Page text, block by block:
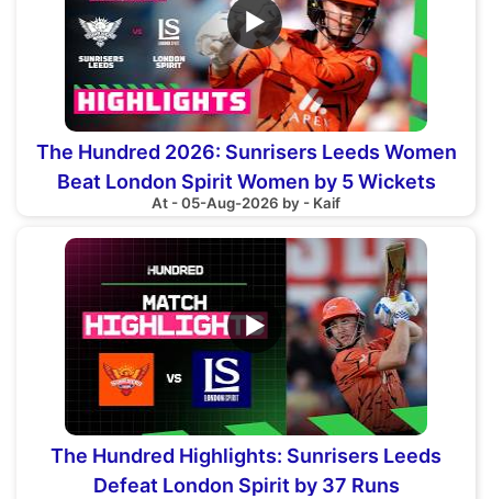
▶
The Hundred 2026: Sunrisers Leeds Women
Beat London Spirit Women by 5 Wickets
At - 05-Aug-2026 by - Kaif
▶
The Hundred Highlights: Sunrisers Leeds
Defeat London Spirit by 37 Runs